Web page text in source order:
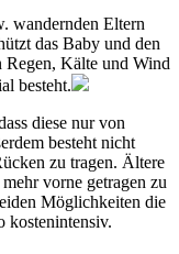
wandernden Eltern
das Baby und den
Regen, Kälte und Wind
besteht.
diese nur von
besteht nicht
zu tragen. Ältere
vorne getragen zu
Möglichkeiten die
kostenintensiv.